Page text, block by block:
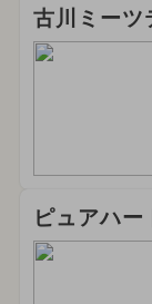
古川ミーツ
ピュアハー